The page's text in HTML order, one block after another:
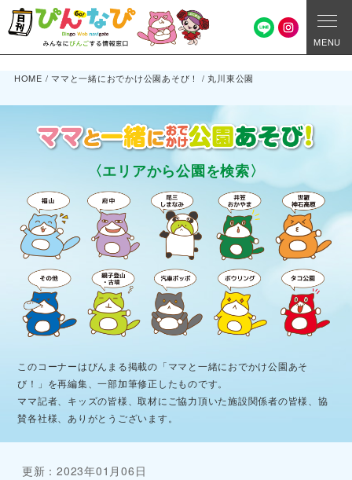
MENU
HOME / ママと一緒におでかけ公園あそび！ / 丸川東公園
〈エリアから公園を検索〉
このコーナーはびんまる掲載の「ママと一緒におでかけ公園あそ
び！」を再編集、一部加筆修正したものです。
ママ記者、キッズの皆様、取材にご協力頂いた施設関係者の皆様、協
賛各社様、ありがとうございます。
更新：2023年01月06日